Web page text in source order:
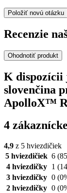
Položiť novú otázku
Recenzie
Ohodnotiť produkt
K dispozícii
slovenčina
ApolloX™
4
4,9 z 5 hviezdičiek
5 hviezdičiek 6
4 hviezdičky
1
3 hviezdičky 0
2 hviezdičky 0